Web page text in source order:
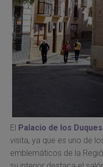
El Palacio de los
visita, ya que es uno de
emblemáticos de la